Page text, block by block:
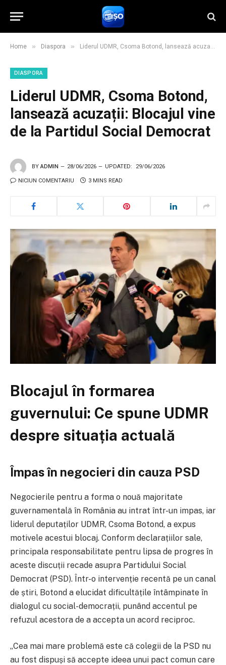
Home » Diaspora » Liderul UDMR, Csoma Botond, lansează acuzații: Blocajul vine de la Partidul Social Democrat
DIASPORA
Liderul UDMR, Csoma Botond,
lansează acuzații: Blocajul vine
de la Partidul Social Democrat
BY ADMIN 28/06/2026 UPDATED: 29/06/2026
NICIUN COMENTARIU 3 MINS READ
Blocajul în formarea
guvernului: Ce spune UDMR
despre situația actuală
Împas în negocieri din cauza PSD
Negocierile pentru a forma o nouă majoritate
guvernamentală în România au intrat într-un impas, iar
liderul deputaților UDMR, Csoma Botond, a expus
motivele acestui blocaj. Conform declarațiilor sale,
principala responsabilitate pentru lipsa de progres în
aceste discuții recade asupra Partidului Social
Democrat (PSD). Într-o intervenție recentă pe un canal
de știri, Botond a elucidat dificultățile întâmpinate în
dialogul cu social-democrații, punând accentul pe
refuzul acestora de a accepta un acord reciproc.
„Cea mai mare problemă este că colegii de la PSD nu
au fost dispuși să accepte ideea unui pact comun care